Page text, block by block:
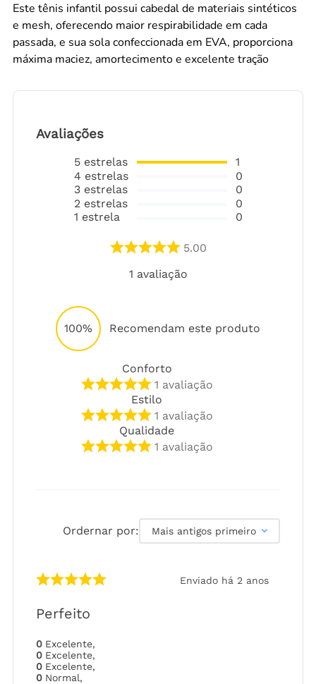
Este tênis infantil possui cabedal de materiais sintéticos
e mesh, oferecendo maior respirabilidade em cada
passada, e sua sola confeccionada em EVA, proporciona
máxima maciez, amortecimento e excelente tração
Avaliações
5 estrelas
4 estrelas
3 estrelas
2 estrelas
1 estrela
1
0
0
0
0
5.00
1 avaliação
100% Recomendam este produto
Conforto
1 avaliação
Estilo
1 avaliação
Qualidade
1 avaliação
Ordernar por: Mais antigos primeiro
Enviado há 2 anos
Perfeito
0 Excelente,
0 Excelente,
0 Excelente,
0 Normal,